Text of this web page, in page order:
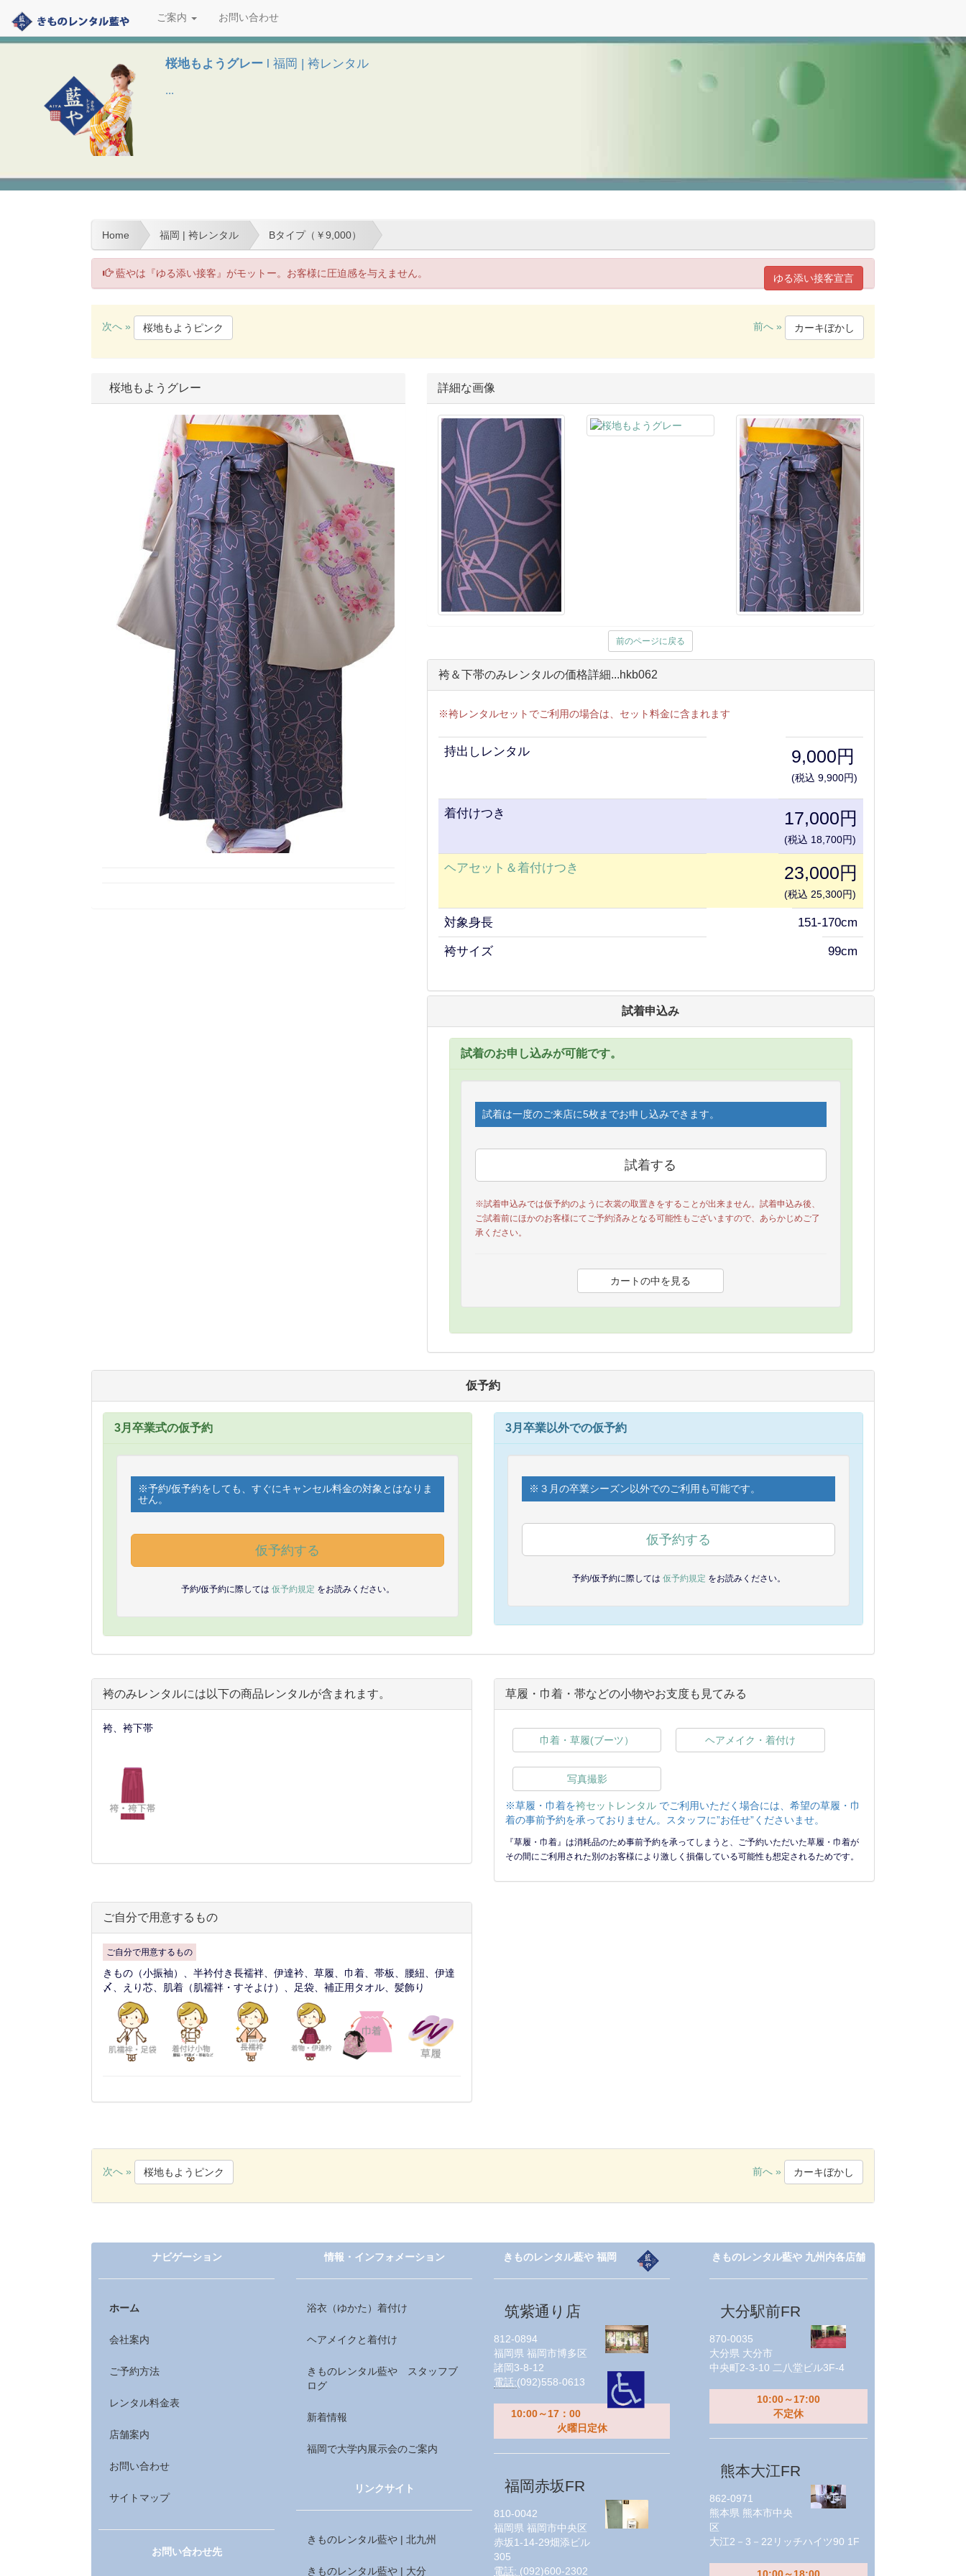
ご案内 お問い合わせ
桜地もようグレー l 福岡 | 袴レンタル
...
Home 福岡 | 袴レンタル Bタイプ（￥9,000）
ゆる添い接客宣言
藍やは『ゆる添い接客』がモットー。お客様に圧迫感を与えません。
次へ » 桜地もようピンク 前へ » カーキぼかし
桜地もようグレー 詳細な画像
前のページに戻る
袴＆下帯のみレンタルの価格詳細...hkb062
※袴レンタルセットでご利用の場合は、セット料金に含まれます
持出しレンタル 9,000円
(税込 9,900円)
着付けつき 17,000円
(税込 18,700円)
ヘアセット＆着付けつき 23,000円
(税込 25,300円)
対象身長 151-170cm
袴サイズ 99cm
試着申込み
試着のお申し込みが可能です。
試着は一度のご来店に5枚までお申し込みできます。
※試着申込みでは仮予約のように衣裳の取置きをすることが出来ません。試着申込み後、
ご試着前にほかのお客様にてご予約済みとなる可能性もございますので、あらかじめご了
承ください。
仮予約
3月卒業式の仮予約
※予約/仮予約をしても、すぐにキャンセル料金の対象とはなりま
せん。
仮予約する
予約/仮予約に際しては 仮予約規定 をお読みください。
3月卒業以外での仮予約
※３月の卒業シーズン以外でのご利用も可能です。
仮予約する
予約/仮予約に際しては 仮予約規定 をお読みください。
袴のみレンタルには以下の商品レンタルが含まれます。
袴、袴下帯
ご自分で用意するもの
ご自分で用意するもの
きもの（小振袖）、半衿付き長襦袢、伊達衿、草履、巾着、帯板、腰紐、伊達
〆、えり芯、肌着（肌襦袢・すそよけ）、足袋、補正用タオル、髪飾り
草履・巾着・帯などの小物やお支度も見てみる
巾着・草履(ブーツ） ヘアメイク・着付け
写真撮影
※草履・巾着を袴セットレンタル でご利用いただく場合には、希望の草履・巾
着の事前予約を承っておりません。スタッフに”お任せ”くださいませ。
『草履・巾着』は消耗品のため事前予約を承ってしまうと、ご予約いただいた草履・巾着が
その間にご利用された別のお客様により激しく損傷している可能性も想定されるためです。
次へ » 桜地もようピンク 前へ » カーキぼかし
ナビゲーション
ホーム
会社案内
ご予約方法
レンタル料金表
店舗案内
お問い合わせ
サイトマップ
お問い合わせ先
情報・インフォメーション
浴衣（ゆかた）着付け
ヘアメイクと着付け
きものレンタル藍や スタッフブ
ログ
新着情報
福岡で大学内展示会のご案内
リンクサイト
きものレンタル藍や | 北九州
きものレンタル藍や | 大分
きものレンタル藍や 福岡
筑紫通り店
812-0894
福岡県 福岡市博多区
諸岡3-8-12
電話:(092)558-0613
10:00～17：00
火曜日定休
福岡赤坂FR
810-0042
福岡県 福岡市中央区
赤坂1-14-29畑添ビル
305
電話: (092)600-2302
きものレンタル藍や 九州内各店舗
大分駅前FR
870-0035
大分県 大分市
中央町2-3-10 二八堂ビル3F-4
10:00～17:00
不定休
熊本大江FR
862-0971
熊本県 熊本市中央
区
大江2－3－22リッチハイツ90 1F
10:00～18:00